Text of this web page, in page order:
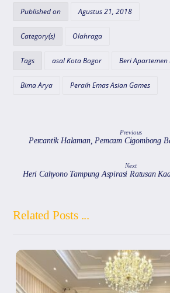
s
A
p
e
o
o
gr
m
l
Published on Agustus 21, 2018
Category(s) Olahraga
Tags asal Kota Bogor Beri
Bima Arya Peraih Emas Asian Games
Previous
Percantik Halaman, Pemcam Cigombong
Next
Heri Cahyono Tampung Aspirasi Ratusan
Related Posts ...